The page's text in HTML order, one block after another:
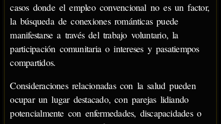
casos donde el empleo convencional no es un factor,
la búsqueda de conexiones románticas puede
manifestarse a través del trabajo voluntario, la
participación comunitaria o intereses y pasatiempos
compartidos.
Consideraciones relacionadas con la salud pueden
ocupar un lugar destacado, con parejas lidiando
potencialmente con enfermedades, discapacidades o